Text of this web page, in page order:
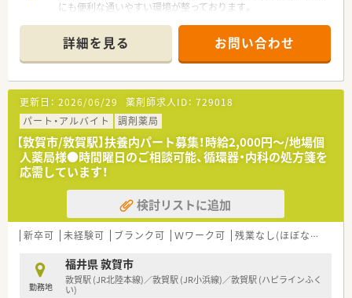
にも便利な通いやすい環境が整っております。
80枚ほど幅広く応需し地域医療に貢献しています。
■精神科や内科から外科や救急科まで多岐にわたる処方箋を経
験できるため薬剤師としての対応力が身につきます。
【法人特徴について】
■創業から80年以上という長い歴史を持ち、地域の方々から厚
い信頼を得ている非常に安定した老舗の企業です。
■代表ご自身も現場に入り気さくにコミュニケーションを取る
ため、風通しが良く働きやすい社風が特徴です。
■地域貢献を最優先に考えて採算度外視の設備投資を行うなど、
患者様第一の姿勢を貫いている法人となります。
【職場環境と雰囲気】
■幅広い年代のスタッフが在籍しており、互いに協力し合いなが
ら和やかな雰囲気の中で日々の業務を行っています。
担を軽減できるサポート体制が構築されています。
■充実した設備環境の中で業務を進めることができ、患者様への
より良いサービス提供に集中できる職場環境です。
詳細を見る お問い合わせ
更新日： 2026/06/29 薬剤師求人ID： 729018
パート・アルバイト
調剤薬局
【敦賀市/敦賀駅】扶養内パート募集！時給2,000円～/地場個
人薬局様●時間曜日のご相談可能、循環器・内科の処方箋を
応需しています！
検討リストに追加
新卒可 未経験可 ブランク可 Ｗワーク可 残業なし(ほぼなし含む)
勤務地
福井県 敦賀市
敦賀駅 (JR北陸本線)／敦賀駅 (JR小浜線)／敦賀駅 (ハピラインふく
い)